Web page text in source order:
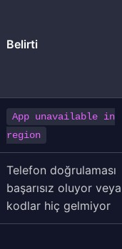
Belirti
App unavailable in
region
Telefon doğrulaması
başarısız oluyor veya
kodlar hiç gelmiyor